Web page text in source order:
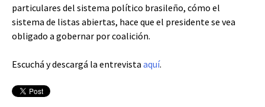
particulares del sistema político brasileño, cómo el
sistema de listas abiertas, hace que el presidente se vea
obligado a gobernar por coalición.
Escuchá y descargá la entrevista aquí.